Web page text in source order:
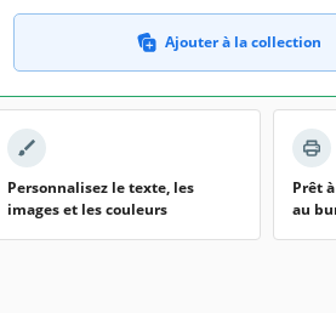
Ajouter à la collection
Personnalisez le texte, les
images et les couleurs
Prêt
au